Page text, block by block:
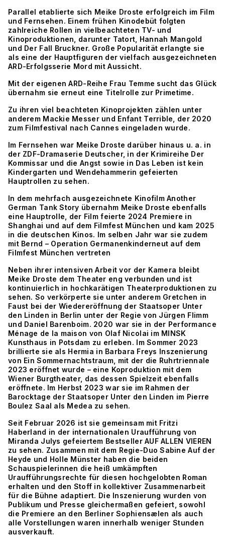
Parallel etablierte sich Meike Droste erfolgreich im Film
und Fernsehen. Einem frühen Kinodebüt folgten
zahlreiche Rollen in vielbeachteten TV- und
Kinoproduktionen, darunter Tatort, Hannah Mangold
und Der Fall Bruckner. Große Popularität erlangte sie
als eine der Hauptfiguren der vielfach ausgezeichneten
ARD-Erfolgsserie Mord mit Aussicht.
Mit der eigenen ARD-Reihe Frau Temme sucht das Glück
übernahm sie erneut eine Titelrolle zur Primetime.
Zu ihren viel beachteten Kinoprojekten zählen unter
anderem Mackie Messer und Enfant Terrible, der 2020
zum Filmfestival nach Cannes eingeladen wurde.
Im Fernsehen war Meike Droste darüber hinaus u. a. in
der ZDF-Dramaserie Deutscher, in der Krimireihe Der
Kommissar und die Angst sowie in Das Leben ist kein
Kindergarten und Wendehammerin gefeierten
Hauptrollen zu sehen.
In dem mehrfach ausgezeichnete Kinofilm Another
German Tank Story übernahm Meike Droste ebenfalls
eine Hauptrolle, der Film feierte 2024 Premiere in
Shanghai und auf dem Filmfest München und kam 2025
in die deutschen Kinos. Im selben Jahr war sie zudem
mit Bernd – Operation Germanenkinderneut auf dem
Filmfest München vertreten
Neben ihrer intensiven Arbeit vor der Kamera bleibt
Meike Droste dem Theater eng verbunden und ist
kontinuierlich in hochkarätigen Theaterproduktionen zu
sehen. So verkörperte sie unter anderem Gretchen in
Faust bei der Wiedereröffnung der Staatsoper Unter
den Linden in Berlin unter der Regie von Jürgen Flimm
und Daniel Barenboim. 2020 war sie in der Performance
Ménage de la maison von Olaf Nicolai im MINSK
Kunsthaus in Potsdam zu erleben. Im Sommer 2023
brillierte sie als Hermia in Barbara Freys Inszenierung
von Ein Sommernachtstraum, mit der die Ruhrtriennale
2023 eröffnet wurde – eine Koproduktion mit dem
Wiener Burgtheater, das dessen Spielzeit ebenfalls
eröffnete. Im Herbst 2023 war sie im Rahmen der
Barocktage der Staatsoper Unter den Linden im Pierre
Boulez Saal als Medea zu sehen.
Seit Februar 2026 ist sie gemeinsam mit Fritzi
Haberland in der internationalen Uraufführung von
Miranda Julys gefeiertem Bestseller AUF ALLEN VIEREN
zu sehen. Zusammen mit dem Regie-Duo Sabine Auf der
Heyde und Holle Münster haben die beiden
Schauspielerinnen die heiß umkämpften
Uraufführungsrechte für diesen hochgelobten Roman
erhalten und den Stoff in kollektiver Zusammenarbeit
für die Bühne adaptiert. Die Inszenierung wurden von
Publikum und Presse gleichermaßen gefeiert, sowohl
die Premiere an den Berliner Sophiensælen als auch
alle Vorstellungen waren innerhalb weniger Stunden
ausverkauft.